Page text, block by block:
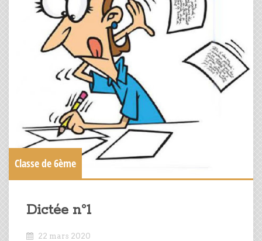
Classe de 6ème
Dictée n°1
22 mars 2020